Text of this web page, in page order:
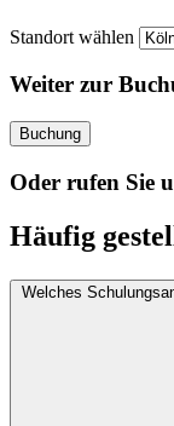
Standort wählen
Weiter zur
Buchung
Oder rufen Sie
Häufig
Welches